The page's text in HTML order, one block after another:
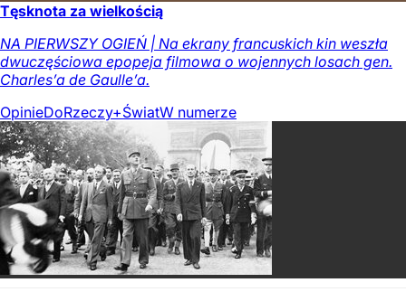
Tęsknota za wielkością
NA PIERWSZY OGIEŃ | Na ekrany francuskich kin weszła
dwuczęściowa epopeja filmowa o wojennych losach gen.
Charles’a de Gaulle’a.
OpinieDoRzeczy+ŚwiatW numerze